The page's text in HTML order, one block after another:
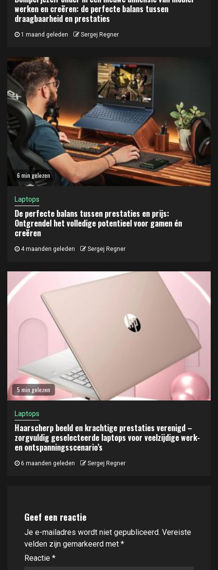
werken en creëren: de perfecte balans tussen
draagbaarheid en prestaties
1 maand geleden Sergej Regner
6 min gelezen
Laptops
De perfecte balans tussen prestaties en prijs:
Ontgrendel het volledige potentieel voor gamen én
creëren
4 maanden geleden Sergej Regner
5 min gelezen
Laptops
Haarscherp beeld en krachtige prestaties verenigd –
zorgvuldig geselecteerde laptops voor veelzijdige werk-
en ontspanningsscenario’s
6 maanden geleden Sergej Regner
Geef een reactie
Je e-mailadres wordt niet gepubliceerd. Vereiste
velden zijn gemarkeerd met *
Reactie *